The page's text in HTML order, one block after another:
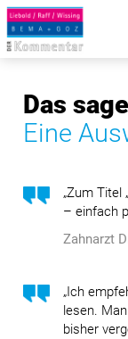
Das
Eine
„Zum Titel
– einfach
Zahnarzt
„Ich
lesen.
bisher